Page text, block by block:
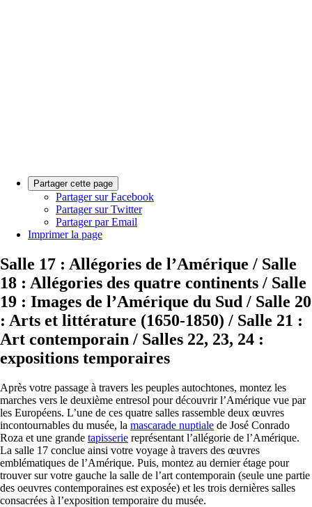
Partager cette page
Partager sur Facebook
Partager sur Twitter
Partager par Email
Imprimer la page
Salle 17 : Allégories de l’Amérique / Salle
18 : Allégories des quatre continents / Salle
19 : Images de l’Amérique du Sud / Salle 20
: Arts et littérature (1650-1850) / Salle 21 :
Art contemporain / Salles 22, 23, 24 :
expositions temporaires
Après votre passage à travers les peuples autochtones, montez les
marches vers le deuxième entresol pour découvrir l’Amérique vue par
les Européens. L’une de ces quatre salles rassemble deux œuvres
incontournables du musée, la mascarade nuptiale de José Conrado
Roza et une grande tapisserie représentant l’allégorie de l’Amérique.
La salle 17 conclue ainsi votre voyage à travers des œuvres
emblématiques de l’Amérique. Puis, montez au dernier étage pour
trouver sur votre gauche la salle de l’art contemporain (seule une partie
des oeuvres contemporaines est exposée) et les trois dernières salles
consacrées à l’exposition temporaire du musée.